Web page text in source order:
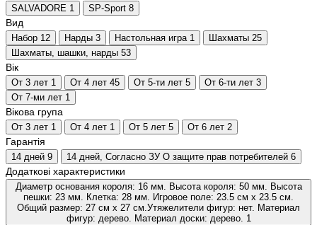
SALVADORE 1 SP-Sport 8
Вид
Набор 12 Нарды 3 Настольная игра 1 Шахматы 25
Шахматы, шашки, нарды 53
Вік
От 3 лет 1 От 4 лет 45 От 5-ти лет 5 От 6-ти лет 3
От 7-ми лет 1
Вікова група
От 3 лет 1 От 4 лет 1 От 5 лет 5 От 6 лет 2
Гарантія
14 дней 9 14 дней, Согласно ЗУ О защите прав потребителей 6
Додаткові характеристики
Диаметр основания короля: 16 мм. Высота короля: 50 мм. Высота
пешки: 23 мм. Клетка: 28 мм. Игровое поле: 23.5 см х 23.5 см.
Общий размер: 27 см х 27 см.Утяжелители фигур: нет. Материал
фигур: дерево. Материал доски: дерево. 1